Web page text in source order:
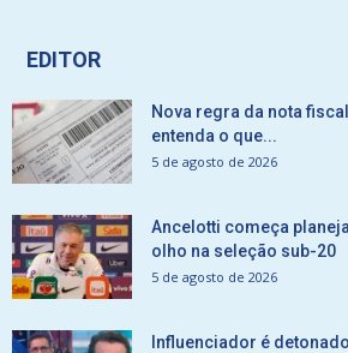
EDITOR
Nova regra da nota
entenda o que...
5 de agosto de 2026
Ancelotti começa
olho na seleção sub-20
5 de agosto de 2026
Influenciador é